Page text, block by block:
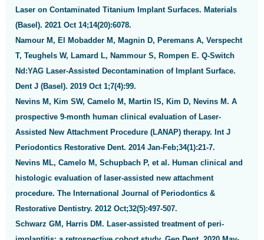
Laser on Contaminated Titanium Implant Surfaces. Materials
(Basel). 2021 Oct 14;14(20):6078.
Namour M, El Mobadder M, Magnin D, Peremans A, Verspecht
T, Teughels W, Lamard L, Nammour S, Rompen E. Q-Switch
Nd:YAG Laser-Assisted Decontamination of Implant Surface.
Dent J (Basel). 2019 Oct 1;7(4):99.
Nevins M, Kim SW, Camelo M, Martin IS, Kim D, Nevins M. A
prospective 9-month human clinical evaluation of Laser-
Assisted New Attachment Procedure (LANAP) therapy. Int J
Periodontics Restorative Dent. 2014 Jan-Feb;34(1):21-7.
Nevins ML, Camelo M, Schupbach P, et al. Human clinical and
histologic evaluation of laser-assisted new attachment
procedure. The International Journal of Periodontics &
Restorative Dentistry. 2012 Oct;32(5):497-507.
Schwarz GM, Harris DM. Laser-assisted treatment of peri-